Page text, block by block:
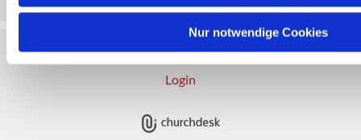
Nur notwendige Cookies
Impressum Datenschutzerklärung
ChurchDesk-
Login